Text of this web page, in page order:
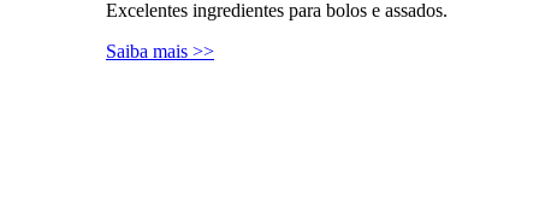
Excelentes ingredientes para bolos e assados.
Saiba mais >>